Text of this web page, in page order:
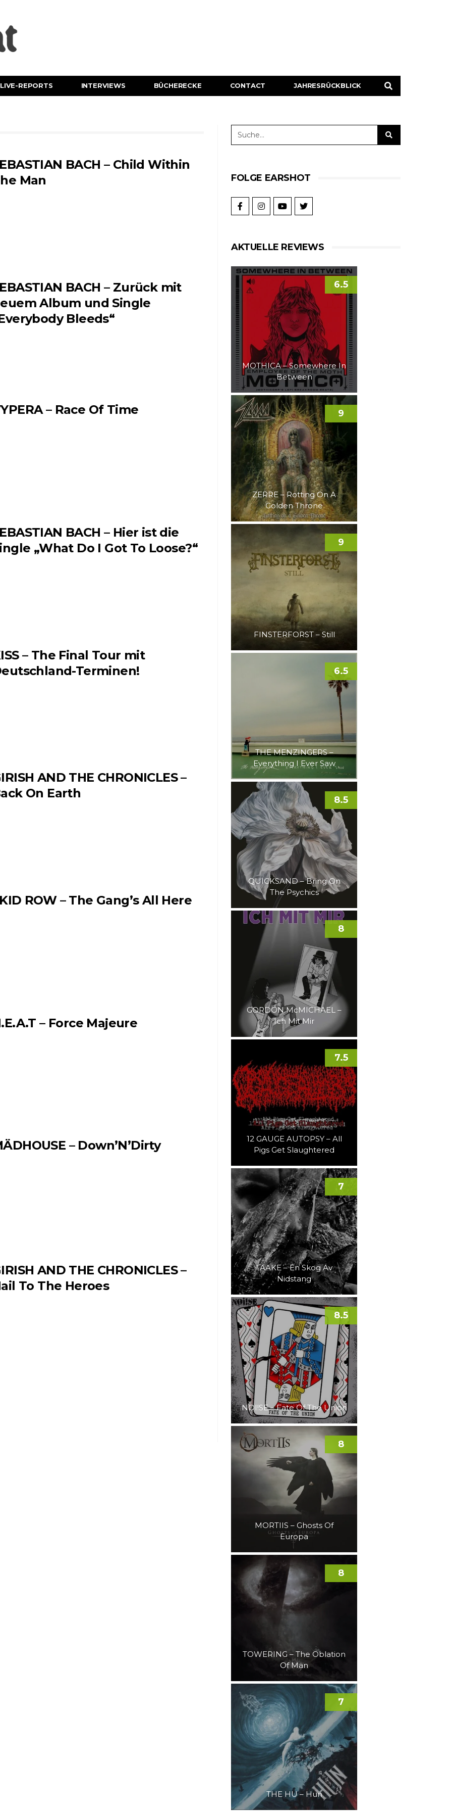
LIVE-REPORTS INTERVIEWS BÜCHERECKE CONTACT JAHRESRÜCKBLICK
BACH – Child Within
Man
BACH – Zurück mit
Album und Single
Bleeds“
– Race Of Time
BACH – Hier ist die
„What Do I Got To Loose?“
– The Final Tour mit
Terminen!
AND THE CHRONICLES –
On Earth
ROW – The Gang’s All Here
– Force Majeure
– Down’N’Dirty
AND THE CHRONICLES –
To The Heroes
FOLGE EARSHOT
AKTUELLE REVIEWS
MOTHICA – Somewhere In
Between
6.5
ZERRE – Rotting On A
Golden Throne
9
FINSTERFORST – Still
9
THE MENZINGERS –
Everything I Ever Saw
6.5
QUICKSAND – Bring On
The Psychics
8.5
GORDON McMICHAEL –
Ich Mit Mir
8
12 GAUGE AUTOPSY – All
Pigs Get Slaughtered
7.5
TAAKE – En Skog Av
Nidstang
7
NOI!SE – Fate Of The Union
8.5
MORTIIS – Ghosts Of
Europa
8
TOWERING – The Oblation
Of Man
8
THE HU – Hun
7